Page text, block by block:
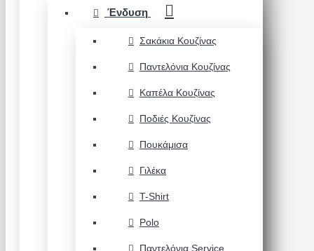
Ένδυση
Σακάκια Κουζίνας
Παντελόνια Κουζίνας
Καπέλα Κουζίνας
Ποδιές Κουζίνας
Πουκάμισα
Γιλέκα
T-Shirt
Polo
Παντελόνια Service